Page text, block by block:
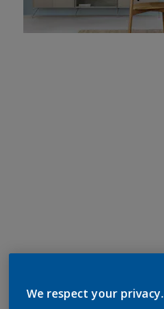
We respect your privacy.